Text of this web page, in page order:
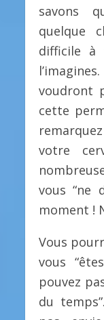
savons
quelque
difficile
voudront
cette
votre
vous “ne
moment !
Vous
vous
pouvez
du